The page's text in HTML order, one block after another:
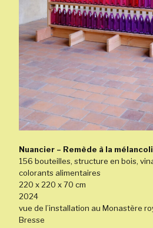
Nuancier – Remède à la
156 bouteilles, structure en bois,
colorants alimentaires
220 x 220 x 70 cm
2024
vue de l’installation au Monastère
Bresse